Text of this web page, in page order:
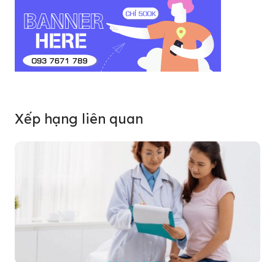
Xếp hạng liên quan